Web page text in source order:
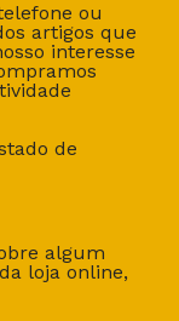
ou
artigos que
interesse
de
algum
loja online,